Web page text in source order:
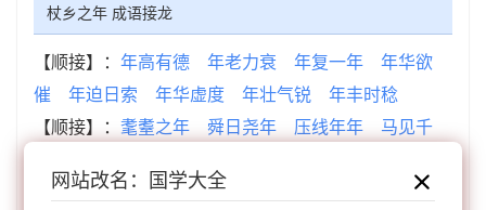
杖乡之年 成语接龙
【顺接】： 年高有德 年老力衰 年复一年
年华欲
催
年迫日索 年华虚度 年壮气锐
年丰时稔
【顺接】： 耄耋之年 舜日尧年 压线年年
马见千
【逆接】：折笄之杖 伯俞受杖
邓林弃
网站改名：国学大全